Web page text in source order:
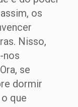
os
Nisso,
nos
se
dormir
que